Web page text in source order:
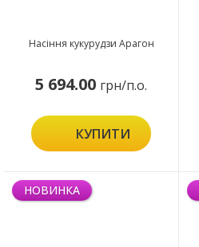
Насіння кукурудзи Арагон
5 694.00 грн/п.о.
КУПИТИ
НОВИНКА